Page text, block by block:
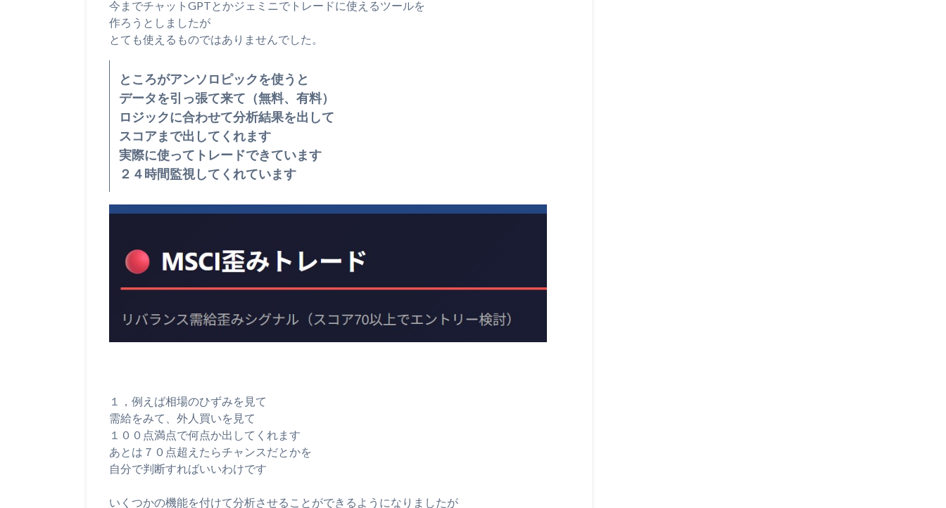
今までチャットGPTとかジェミニでトレードに使えるツールを
作ろうとしましたが
とても使えるものではありませんでした。
ところがアンソロピックを使うと
データを引っ張て来て（無料、有料）
ロジックに合わせて分析結果を出して
スコアまで出してくれます
実際に使ってトレードできています
２４時間監視してくれています
１，例えば相場のひずみを見て
需給をみて、外人買いを見て
１００点満点で何点か出してくれます
あとは７０点超えたらチャンスだとかを
自分で判断すればいいわけです
いくつかの機能を付けて分析させることができるようになりましたが